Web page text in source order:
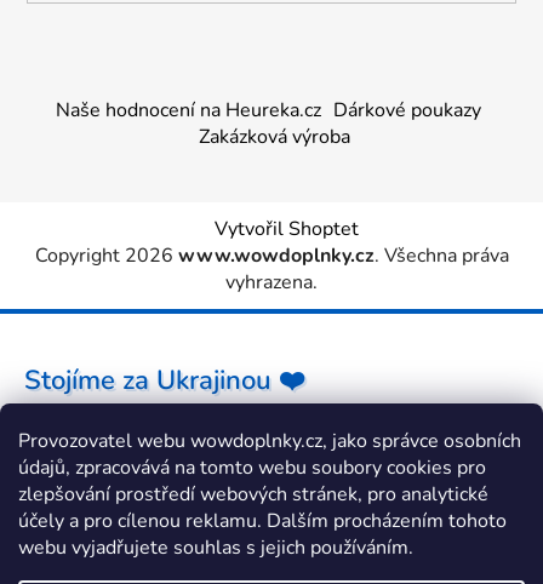
Provozovatel webu wowdoplnky.cz, jako správce osobních
údajů, zpracovává na tomto webu soubory cookies pro
zlepšování prostředí webových stránek, pro analytické
účely a pro cílenou reklamu. Dalším procházením tohoto
webu vyjadřujete souhlas s jejich používáním.
Naše hodnocení na Heureka.cz Dárkové poukazy
Zakázková výroba
Vytvořil Shoptet
Copyright 2026 www.wowdoplnky.cz. Všechna práva
vyhrazena.
Stojíme za Ukrajinou ❤️
Jak a čím pomoci »